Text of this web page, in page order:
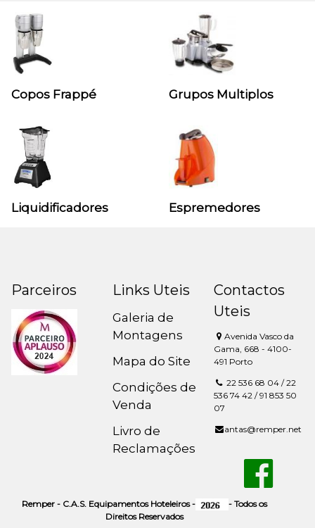
Copos Frappé Grupos Multiplos
Liquidificadores Espremedores
Parceiros Links Uteis
Galeria de
Montagens
Mapa do Site
Condições de
Venda
Livro de
Reclamações
Contactos
Uteis
Avenida Vasco da
Gama, 668 - 4100-
491 Porto
22 536 68 04 / 22
536 74 42 / 91 853 50
07
antas@remper.net
Remper - C.A.S. Equipamentos Hoteleiros -
- Todos os
Direitos Reservados